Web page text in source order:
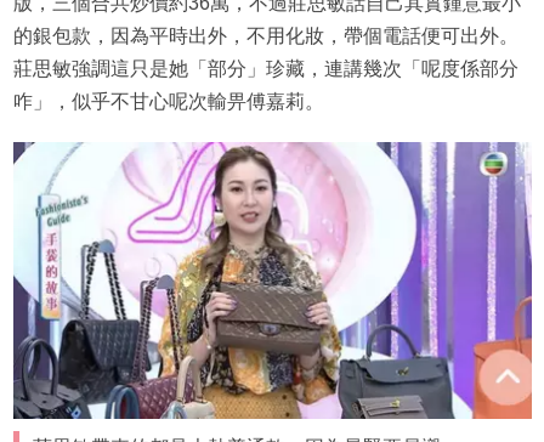
的銀包款，因為平時出外，不用化妝，帶個電話便可出外。
莊思敏強調這只是她「部分」珍藏，連講幾次「呢度係部分
咋」，似乎不甘心呢次輸畀傅嘉莉。